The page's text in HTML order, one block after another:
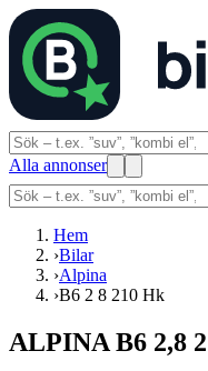
Alla annonser
Hem
›Bilar
›Alpina
›B6 2 8 210 Hk
ALPINA B6 2,8